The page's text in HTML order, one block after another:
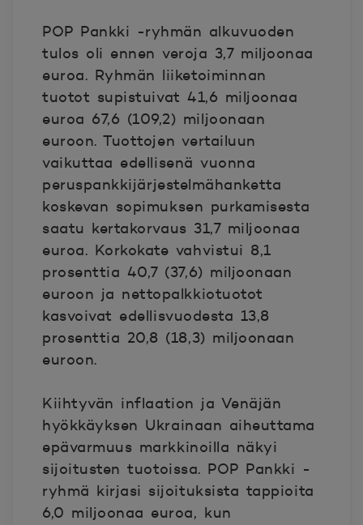
POP Pankki -ryhmän alkuvuoden
tulos oli ennen veroja 3,7 miljoonaa
euroa. Ryhmän liiketoiminnan
tuotot supistuivat 41,6 miljoonaa
euroa 67,6 (109,2) miljoonaan
euroon. Tuottojen vertailuun
vaikuttaa edellisenä vuonna
peruspankkijärjestelmähanketta
koskevan sopimuksen purkamisesta
saatu kertakorvaus 31,7 miljoonaa
euroa. Korkokate vahvistui 8,1
prosenttia 40,7 (37,6) miljoonaan
euroon ja nettopalkkiotuotot
kasvoivat edellisvuodesta 13,8
prosenttia 20,8 (18,3) miljoonaan
euroon.
Kiihtyvän inflaation ja Venäjän
hyökkäyksen Ukrainaan aiheuttama
epävarmuus markkinoilla näkyi
sijoitusten tuotoissa. POP Pankki -
ryhmä kirjasi sijoituksista tappioita
6,0 miljoonaa euroa, kun